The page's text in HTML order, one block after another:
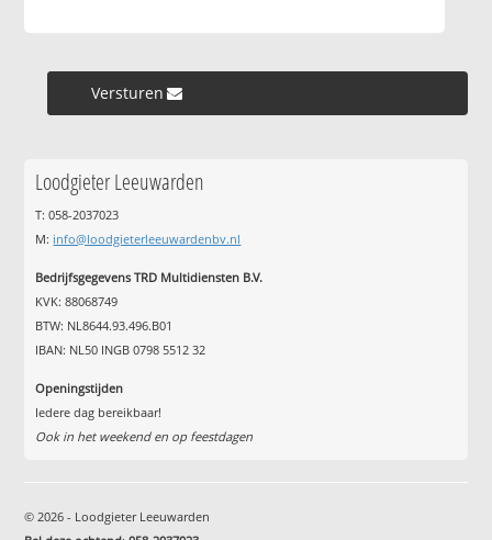
Versturen »
Loodgieter Leeuwarden
T: 058-2037023
M: info@loodgieterleeuwardenbv.nl
Bedrijfsgegevens TRD Multidiensten B.V.
KVK: 88068749
BTW: NL8644.93.496.B01
IBAN: NL50 INGB 0798 5512 32
Openingstijden
Iedere dag bereikbaar!
Ook in het weekend en op feestdagen
© 2026 - Loodgieter Leeuwarden